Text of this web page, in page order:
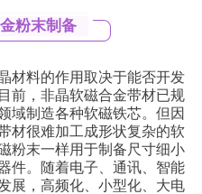
粉末制备
材料的作用取决于能否开发
前，非晶软磁合金带材已规
域制造各种软磁铁芯。但因
材很难加工成形状复杂的软
粉末一样用于制备尺寸细小
件。随着电子、通讯、智能
展，高频化、小型化、大电